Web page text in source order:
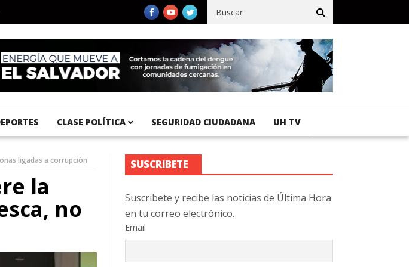
Aeropuerto Internacional del Pacífico registra 92 % de avance en obras de terracería
CLASE POLÍTICA SEGURIDAD CIUDADANA UH TV
ligadas a corrupción
la
no
SUSCRIBETE
Suscribete y recibe las noticias de Última Hora
en tu correo electrónico.
Email